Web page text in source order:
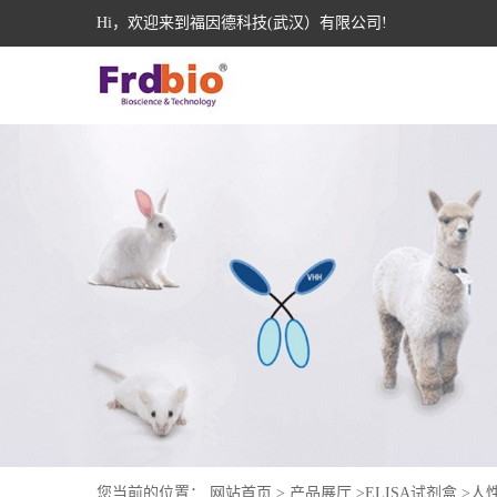
Hi，欢迎来到福因德科技(武汉）有限公司!
您当前的位置： 网站首页 > 产品展厅 >ELISA试剂盒 > 人